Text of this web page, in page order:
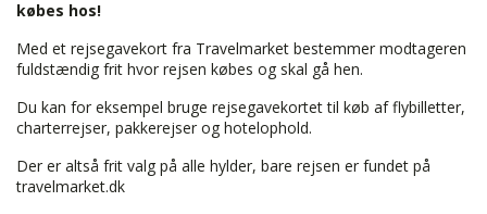
købes hos!
Med et rejsegavekort fra Travelmarket bestemmer modtageren
fuldstændig frit hvor rejsen købes og skal gå hen.
Du kan for eksempel bruge rejsegavekortet til køb af flybilletter,
charterrejser, pakkerejser og hotelophold.
Der er altså frit valg på alle hylder, bare rejsen er fundet på
travelmarket.dk